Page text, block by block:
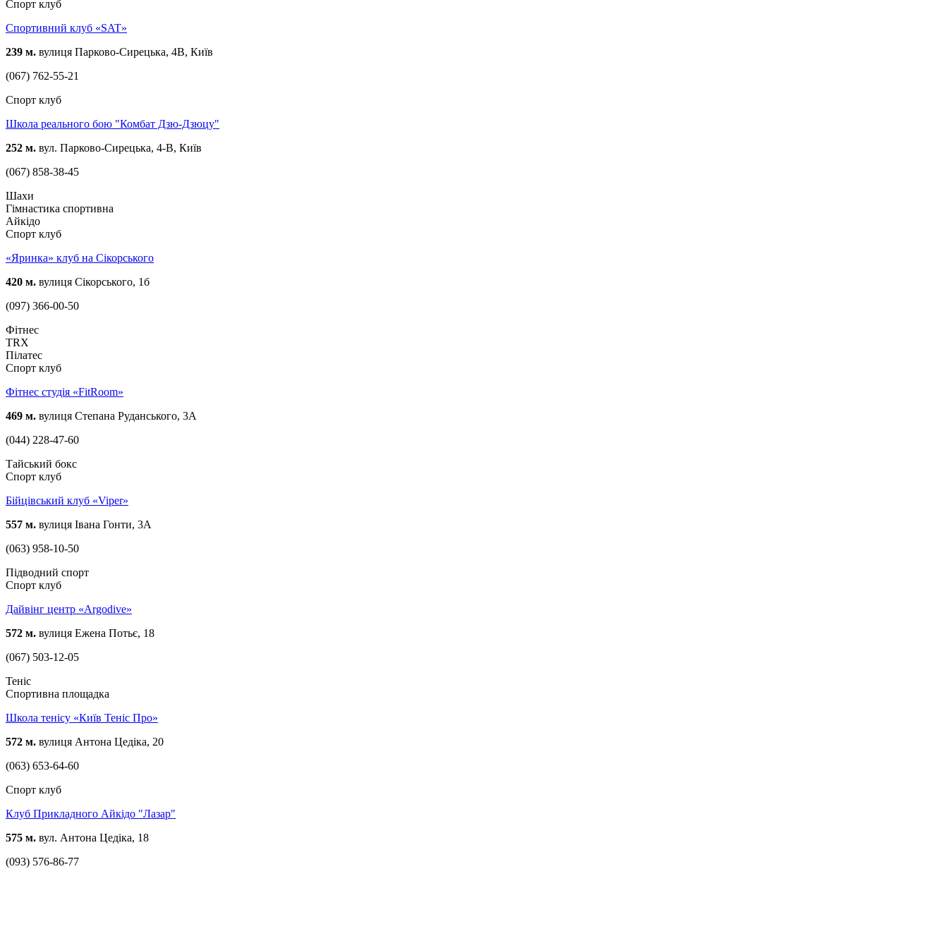
Спорт клуб
Спортивний клуб «SAT»
239 м. вулиця Парково-Сирецька, 4В, Київ
(067) 762-55-21
Спорт клуб
Школа реального бою "Комбат Дзю-Дзюцу"
252 м. вул. Парково-Сирецька, 4-В, Київ
(067) 858-38-45
Шахи
Гімнастика спортивна
Айкідо
Спорт клуб
«Яринка» клуб на Сікорського
420 м. вулиця Сікорського, 1б
(097) 366-00-50
Фітнес
TRX
Пілатес
Спорт клуб
Фітнес студія «FitRoom»
469 м. вулиця Степана Руданського, 3А
(044) 228-47-60
Тайський бокс
Спорт клуб
Бійцівський клуб «Viper»
557 м. вулиця Івана Гонти, 3А
(063) 958-10-50
Підводний спорт
Спорт клуб
Дайвінг центр «Argodive»
572 м. вулиця Ежена Потьє, 18
(067) 503-12-05
Теніс
Спортивна площадка
Школа тенісу «Київ Теніс Про»
572 м. вулиця Антона Цедіка, 20
(063) 653-64-60
Спорт клуб
Клуб Прикладного Айкідо "Лазар"
575 м. вул. Антона Цедіка, 18
(093) 576-86-77